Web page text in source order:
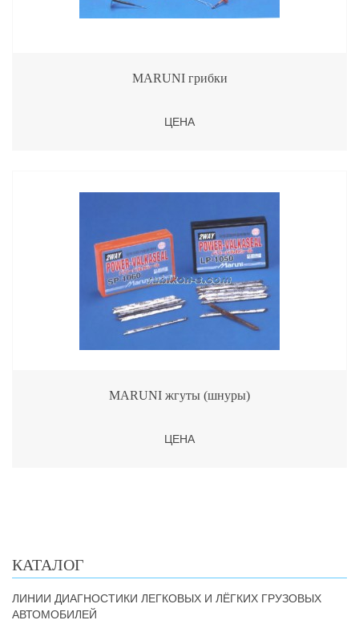
MARUNI грибки
ЦЕНА
MARUNI жгуты (шнуры)
ЦЕНА
КАТАЛОГ
ЛИНИИ ДИАГНОСТИКИ ЛЕГКОВЫХ И ЛЁГКИХ ГРУЗОВЫХ
АВТОМОБИЛЕЙ